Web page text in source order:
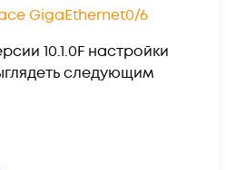
GigaEthernet0/6
10.1.0F настройки
следующим